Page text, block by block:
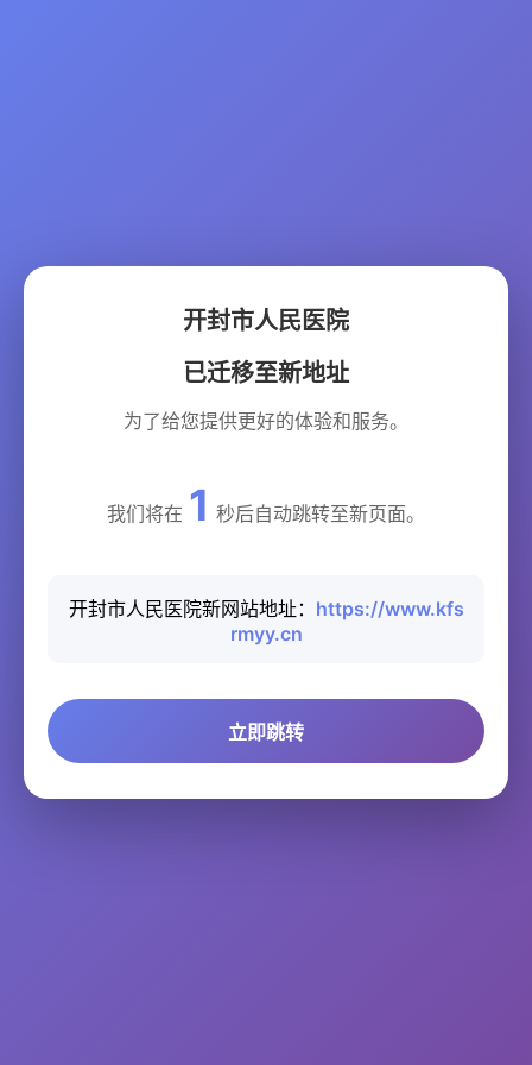
开封市人民医院
已迁移至新地址
为了给您提供更好的体验和服务。
我们将在 1 秒后自动跳转至新页面。
开封市人民医院新网站地址： https://www.kfs
rmyy.cn
立即跳转